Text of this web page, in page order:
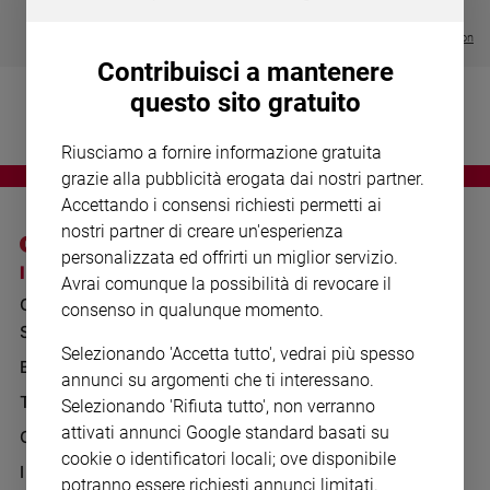
Devozione
fede
giorno
Santo
del
Società
e
valori
Visualizza tutte le collection
I SITI SAN PAOLO
GRUPPO EDITORIALE
SAN PAOLO
BENESSERE
TELENOVA
GAZZETTA D'ALBA
IL GIORNALINO
NOTE LEGALI
PRIVACY POLICY
WHISTLEBLOWING
SOCIAL
Contribuisci a mantenere
questo sito gratuito
Riusciamo a fornire informazione gratuita
grazie alla pubblicità erogata dai nostri partner.
Accettando i consensi richiesti permetti ai
nostri partner di creare un'esperienza
personalizzata ed offrirti un miglior servizio.
Avrai comunque la possibilità di revocare il
consenso in qualunque momento.
Selezionando 'Accetta tutto', vedrai più spesso
annunci su argomenti che ti interessano.
Selezionando 'Rifiuta tutto', non verranno
attivati annunci Google standard basati su
cookie o identificatori locali; ove disponibile
potranno essere richiesti annunci limitati.